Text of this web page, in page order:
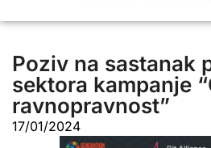
Poziv na sastanak
sektora kampanje
ravnopravnost”
17/01/2024